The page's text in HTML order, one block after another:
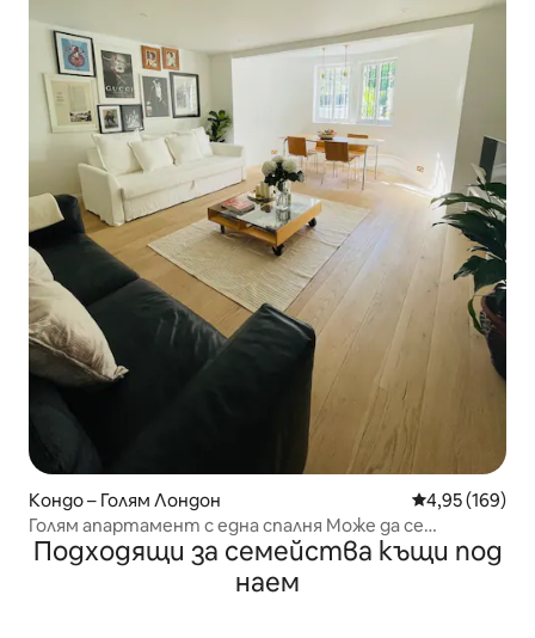
Кондо – Голям Лондон Средна
4,95 (169)
Голям апартамент с една спалня Може да се
настанят до 5 души
Подходящи за семейства къщи под
наем